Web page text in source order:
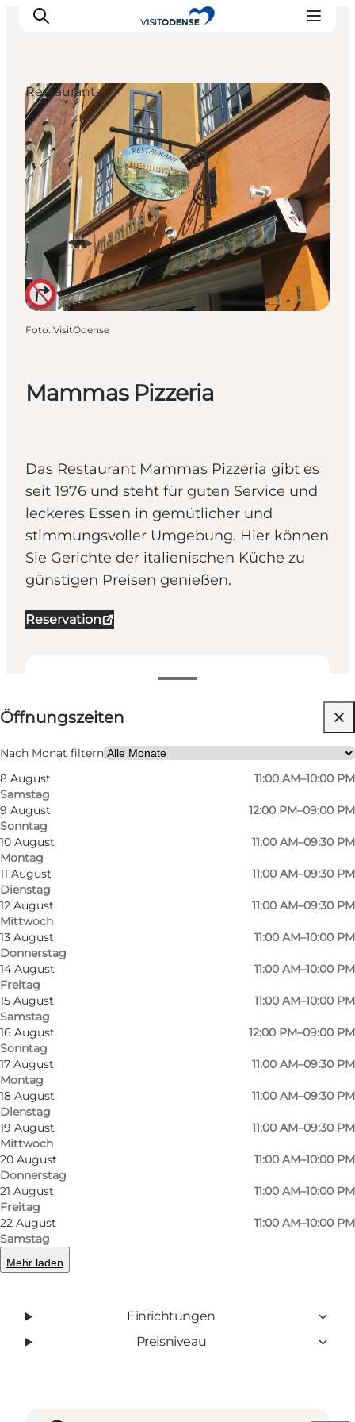
Odense erleben
Veranstaltungen
Reiseplanung
Inspiration
Mammas Pizzeria
Das Restaurant Mammas Pizzeria gibt es
seit 1976 und steht für guten Service und
leckeres Essen in gemütlicher und
stimmungsvoller Umgebung. Hier können
Sie Gerichte der italienischen Küche zu
günstigen Preisen genießen.
Reservation
Öffnungszeiten anzeigen
Öffnungszeiten
Nach Monat filtern
8 August
Samstag
11:00 AM–10:00 PM
9 August
Sonntag
12:00 PM–09:00 PM
10 August
Montag
11:00 AM–09:30 PM
11 August
Dienstag
11:00 AM–09:30 PM
12 August
Mittwoch
11:00 AM–09:30 PM
13 August
Donnerstag
11:00 AM–10:00 PM
14 August
Freitag
11:00 AM–10:00 PM
15 August
Samstag
11:00 AM–10:00 PM
16 August
Sonntag
12:00 PM–09:00 PM
17 August
Montag
11:00 AM–09:30 PM
18 August
Dienstag
11:00 AM–09:30 PM
19 August
Mittwoch
11:00 AM–09:30 PM
20 August
Donnerstag
11:00 AM–10:00 PM
21 August
Freitag
11:00 AM–10:00 PM
22 August
Samstag
11:00 AM–10:00 PM
Mehr laden
Website besuchen
Mein Partner, Freunde, Kinder
Restaurants
Foto: VisitOdense
Die Speisekarte wird ständig mit Spezialitäten
aus den verschiedenen Regionen des
Stiefellandes erweitert, insbesondere die
Region Emilia Romagna ist für ihre köstlichen
Nudelgerichte bekannt. Die Speisekarte ist für
alle Geschmäcker gedacht und wird aus
frischen Zutaten zubereitet. Sowohl auf der
Pasta- als auch auf der Pizzakarte gibt es
mehrere vegetarische Optionen.
Facebook
Mehr erfahren
Einrichtungen
Preisniveau